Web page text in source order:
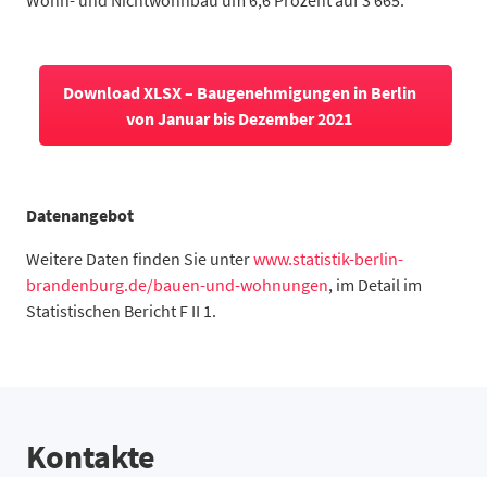
2012
7.764
10.101
16.361
2017
2019
19.752
2020
18.077
Download XLSX – Baugenehmigungen in Berlin
von Januar bis Dezember 2021
Datenangebot
Weitere Daten finden Sie unterwww.statistik-berlin-
brandenburg.de/bauen-und-wohnungen, im Detail im
Statistischen Bericht F II 1.
Kontakte